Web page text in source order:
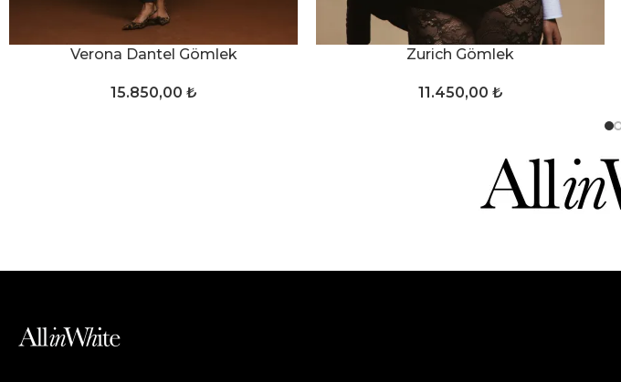
SEÇENEKLERVerona Dantel Gömlek
15.850,00 ₺
Zurich Gömlek
11.450,00 ₺